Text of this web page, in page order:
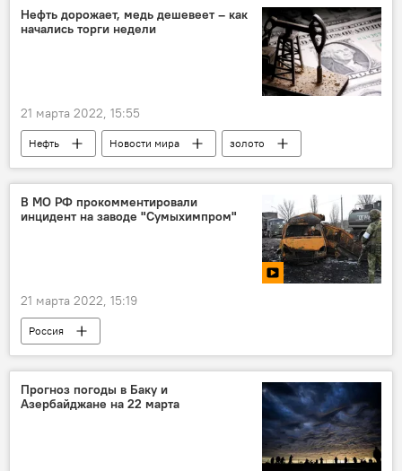
Нефть дорожает, медь дешевеет – как
начались торги недели
21 марта 2022, 15:55
Нефть Новости мира
золото
Рубль
биржи медь
Торги
Экономика
В МО РФ прокомментировали
инцидент на заводе "Сумыхимпром"
21 марта 2022, 15:19
Россия
Спецоперация России по защите Донбасса
Сумы
завод
Министерство обороны РФ
Прогноз погоды в Баку и
Азербайджане на 22 марта